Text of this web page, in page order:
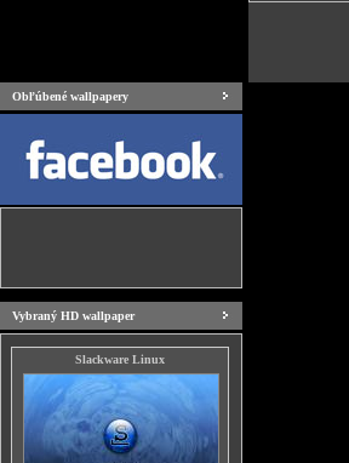
Obľúbené wallpapery
Vybraný HD wallpaper
Slackware Linux